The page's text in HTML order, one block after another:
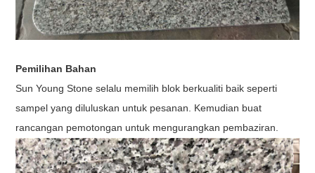
Pemilihan Bahan
Sun Young Stone selalu memilih blok berkualiti baik seperti
sampel yang diluluskan untuk pesanan. Kemudian buat
rancangan pemotongan untuk mengurangkan pembaziran.